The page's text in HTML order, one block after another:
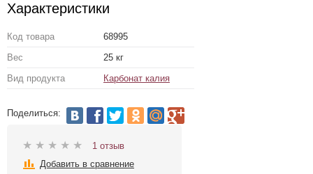
Характеристики
Код товара
68995
Вес
25 кг
Вид продукта
Карбонат калия
Поделиться:
1 отзыв
Добавить в сравнение